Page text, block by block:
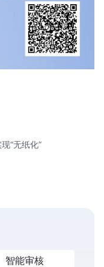
“无纸化”
智能审核